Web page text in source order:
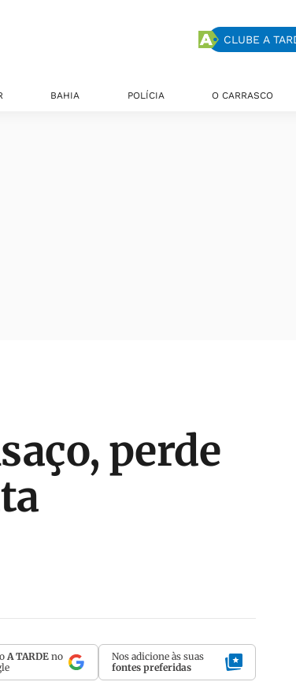
CLUBE A
BAHIA POLÍCIA O CARRASCO
perde
A TARDE no
Nos adicione às suas
fontes preferidas